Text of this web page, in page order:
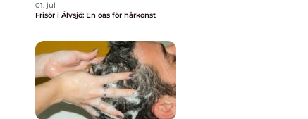
01. jul
Frisör i Älvsjö: En oas för hårkonst